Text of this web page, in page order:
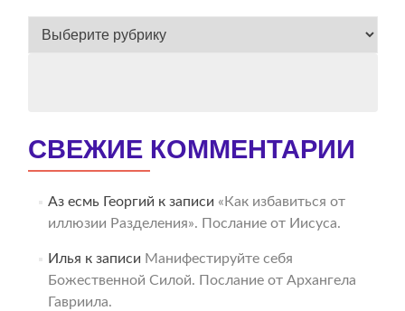
ВЕСЬ
СВЕЖИЕ КОММЕНТАРИИ
Аз есмь Георгий к записи «Как избавиться от
иллюзии Разделения». Послание от Иисуса.
Илья к записи Манифестируйте себя
Божественной Силой. Послание от Архангела
Гавриила.